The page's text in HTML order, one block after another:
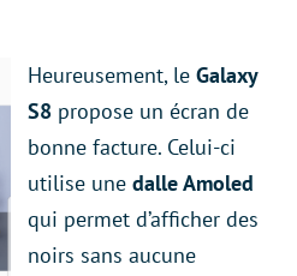
Heureusement, le Galaxy
S8 propose un écran de
bonne facture. Celui-ci
utilise une dalle Amoled
qui permet d’afficher des
noirs sans aucune